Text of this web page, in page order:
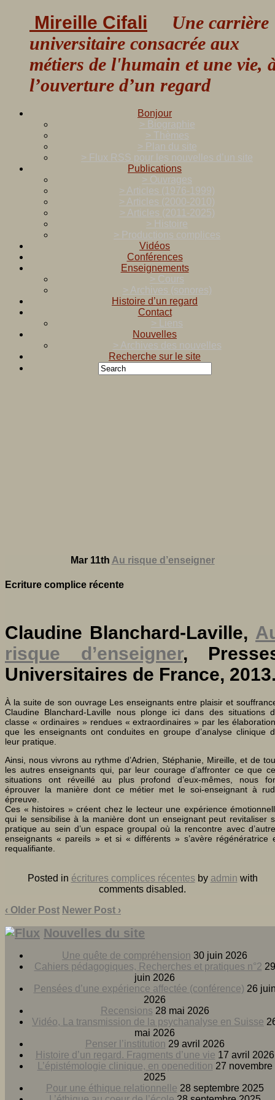
Mireille Cifali Une carrière
universitaire consacrée aux
métiers de l'humain et une vie,
l’ouverture d’un regard
Bonjour
> Biographie
> Thèmes
> Plan du site
> Flux RSS pour les nouvelles d’un site
Publications
> Ouvrages
> Articles (1976-1999)
> Articles (2000-2010)
> Articles (2011-2025)
> Histoire
> Productions complices
Vidéos
Conférences
Enseignements
> Cours
> Archives (sonores)
Histoire d’un regard
Contact
> Liens
Nouvelles
> Archives des nouvelles
Recherche sur le site
Mar 11th Au risque d’enseigner
Ecriture complice récente
Claudine Blanchard-Laville,
risque d’enseigner,
Universitaires de France,
À la suite de son ouvrage Les enseignants entre plaisir et
Claudine Blanchard-Laville nous plonge ici dans des situations
classe « ordinaires » rendues « extraordinaires » par les
que les enseignants ont conduites en groupe d’analyse clinique
leur pratique.
Ainsi, nous vivrons au rythme d’Adrien, Stéphanie, Mireille, et de
les autres enseignants qui, par leur courage d’affronter ce que
situations ont réveillé au plus profond d’eux-mêmes, nous
éprouver la manière dont ce métier met le soi-enseignant à
épreuve.
Ces « histoires » créent chez le lecteur une expérience
qui le sensibilise à la manière dont un enseignant peut revitaliser
pratique au sein d’un espace groupal où la rencontre avec
enseignants « pareils » et si « différents » s’avère régénératrice
requalifiante.
Posted in écritures complices récentesby admin with
comments disabled.
‹ Older Post Newer Post ›
Nouvelles du site
Une quête de compréhension 30 juin 2026
Cahiers pédagogiques, Recherches et pratiques n°2 29
juin 2026
Pensées d’une expérience affectée (conférence) 26
2026
Recensions 28 mai 2026
Vidéo, La transmission de la psychanalyse en Suisse
mai 2026
Penser l’institution 29 avril 2026
Histoire d’un regard. Fragments d’une vie 17 avril 2026
L’épistémologie clinique, en openedition 27 novembre
2025
Pour une éthique relationnelle 28 septembre 2025